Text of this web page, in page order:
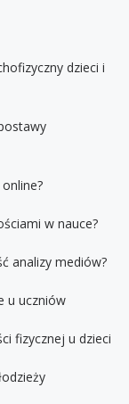
dzieci i
w nauce?
analizy mediów?
u uczniów
fizycznej u dzieci